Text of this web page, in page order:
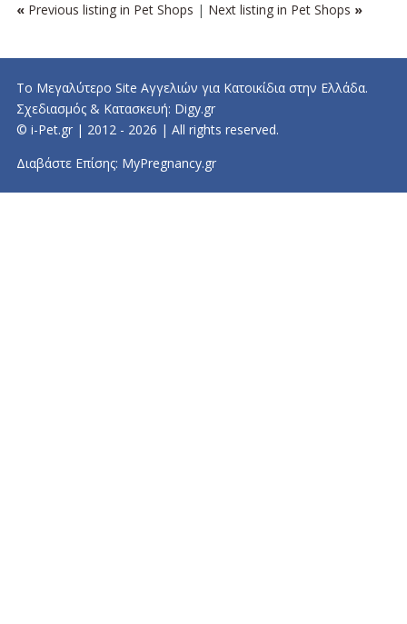
«Previous listing in Pet Shops | Next listing in Pet Shops »
Το Μεγαλύτερο Site Αγγελιών για Κατοικίδια στην Ελλάδα.
Σχεδιασμός & Κατασκευή: Digy.gr
© i-Pet.gr | 2012 - 2026 | All rights reserved.
Διαβάστε Επίσης: MyPregnancy.gr